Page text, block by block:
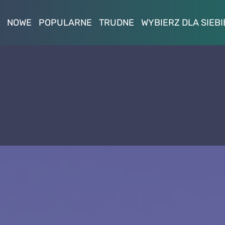
NOWE POPULARNE TRUDNE WYBIERZ DLA